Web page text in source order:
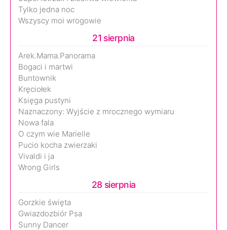
Tylko jedna noc
Wszyscy moi wrogowie
21 sierpnia
Arek.Mama.Panorama
Bogaci i martwi
Buntownik
Kręciołek
Księga pustyni
Naznaczony: Wyjście z mrocznego wymiaru
Nowa fala
O czym wie Marielle
Pucio kocha zwierzaki
Vivaldi i ja
Wrong Girls
28 sierpnia
Gorzkie święta
Gwiazdozbiór Psa
Sunny Dancer